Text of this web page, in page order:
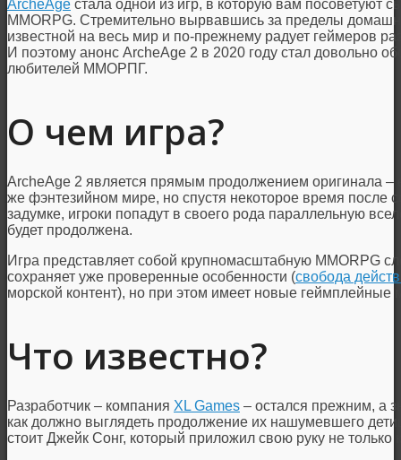
ArcheAge стала одной из игр, в которую вам посоветуют
MMORPG. Стремительно вырвавшись за пределы
известной на весь мир и по-прежнему радует геймеров
И поэтому анонс ArcheAge 2 в 2020 году стал довольно
любителей ММОРПГ.
О чем игра?
ArcheAge 2 является прямым продолжением оригинала –
же фэнтезийном мире, но спустя некоторое время после
задумке, игроки попадут в своего рода параллельную
будет продолжена.
Игра представляет собой крупномасштабную MMORPG
сохраняет уже проверенные особенности (свобода
морской контент), но при этом имеет новые геймплейные
Что известно?
Разработчик – компания XL Games – остался прежним, а
как должно выглядеть продолжение их нашумевшего
стоит Джейк Сонг, который приложил свою руку не только